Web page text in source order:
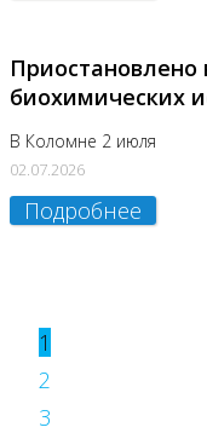
биохимических
В Коломне 2 июля
02.07.2026
Подробнее
1
2
3